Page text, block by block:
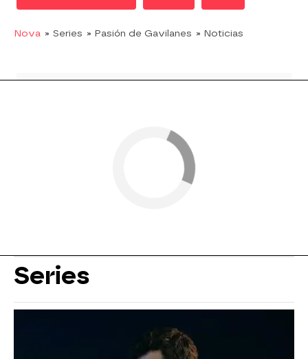
Nova » Series » Pasión de Gavilanes » Noticias
Series